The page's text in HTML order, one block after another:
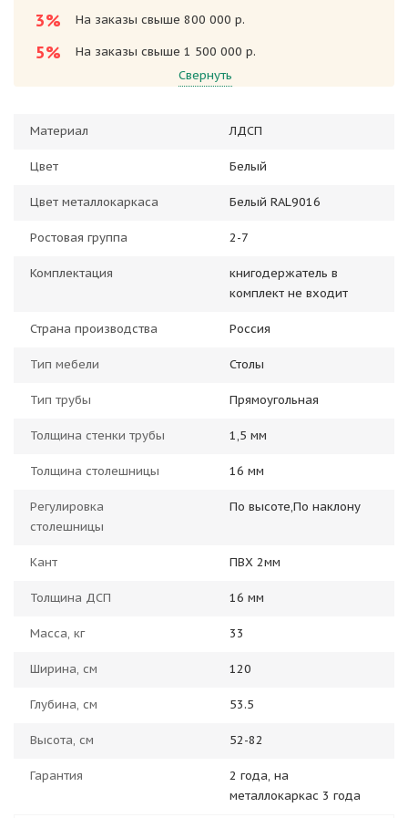
3% На заказы свыше 800 000 р.
5%
На заказы свыше 1 500 000 р.
Свернуть
Материал ЛДСП
Цвет Белый
Цвет металлокаркаса Белый RAL9016
Ростовая группа 2-7
Комплектация
книгодержатель в
комплект не входит
Страна производства Россия
Тип мебели Столы
Тип трубы Прямоугольная
Толщина стенки трубы 1,5 мм
Толщина столешницы 16 мм
Регулировка
столешницы
По высоте,По наклону
Кант ПВХ 2мм
Толщина ДСП 16 мм
Масса, кг 33
Ширина, см 120
Глубина, см 53.5
Высота, см 52-82
Гарантия
2 года, на
металлокаркас 3 года